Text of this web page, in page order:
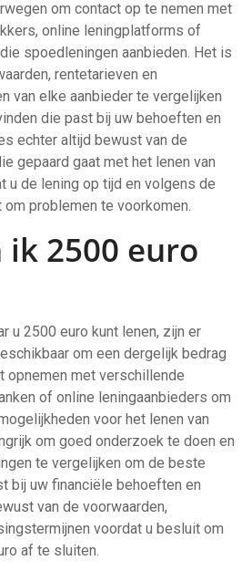
om contact op te nemen met
online leningplatforms of
spoedleningen aanbieden. Het is
rentetarieven en
van elke aanbieder te vergelijken
die past bij uw behoeften en
echter altijd bewust van de
gepaard gaat met het lenen van
u de lening op tijd en volgens de
problemen te voorkomen.
ik 2500 euro
u 2500 euro kunt lenen, zijn er
om een dergelijk bedrag
opnemen met verschillende
of online leningaanbieders om
voor het lenen van
om goed onderzoek te doen en
te vergelijken om de beste
bij uw financiële behoeften en
van de voorwaarden,
voordat u besluit om
af te sluiten.